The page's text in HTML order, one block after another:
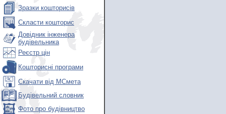
Зразки кошторисів
Скласти кошторис
Довідник інженера
будівельника
Реєстр цін
Кошторисні програми
Скачати від МСмета
Будівельний словник
Фото про будівництво